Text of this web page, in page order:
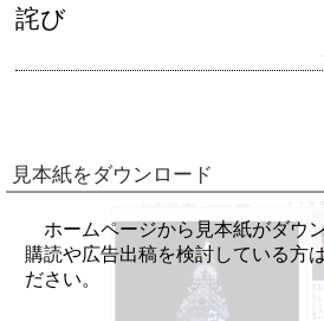
詫び
見本紙をダウンロード
ホームページから見本紙がダウ
購読や広告出稿を検討している方
ださい。